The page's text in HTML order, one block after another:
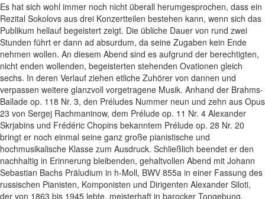
Es hat sich wohl immer noch nicht überall herumgesprochen, dass ein
Rezital Sokolovs aus drei Konzertteilen bestehen kann, wenn sich das
Publikum hellauf begeistert zeigt. Die übliche Dauer von rund zwei
Stunden führt er dann ad absurdum, da seine Zugaben kein Ende
nehmen wollen. An diesem Abend sind es aufgrund der berechtigten,
nicht enden wollenden, begeisterten stehenden Ovationen gleich
sechs. In deren Verlauf ziehen etliche Zuhörer von dannen und
verpassen weitere glanzvoll vorgetragene Musik. Anhand der Brahms-
Ballade op. 118 Nr. 3, den Préludes Nummer neun und zehn aus Opus
23 von Sergej Rachmaninow, dem Prélude op. 11 Nr. 4 Alexander
Skrjabins und Frédéric Chopins bekanntem Prélude op. 28 Nr. 20
bringt er noch einmal seine ganz große pianistische und
hochmusikalische Klasse zum Ausdruck. Schließlich beendet er den
nachhaltig in Erinnerung bleibenden, gehaltvollen Abend mit Johann
Sebastian Bachs Präludium in h-Moll, BWV 855a in einer Fassung des
russischen Pianisten, Komponisten und Dirigenten Alexander Siloti,
der von 1863 bis 1945 lebte, meisterhaft in barocker Tongebung.